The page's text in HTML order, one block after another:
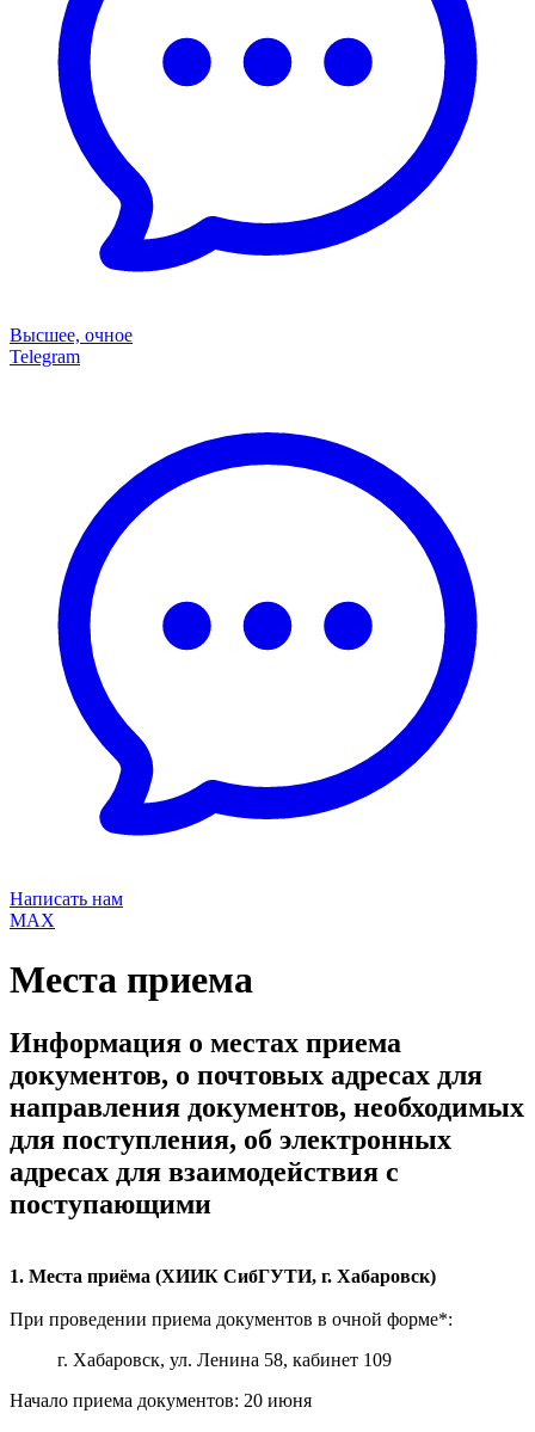
Высшее, очное
Telegram
Написать нам
MAX
Места приема
Информация о местах приема
документов, о почтовых адресах для
направления документов, необходимых
для поступления, об электронных
адресах для взаимодействия с
поступающими
1. Места приёма (ХИИК СибГУТИ, г. Хабаровск)
При проведении приема документов в очной форме*:
г. Хабаровск, ул. Ленина 58, кабинет 109
Начало приема документов: 20 июня